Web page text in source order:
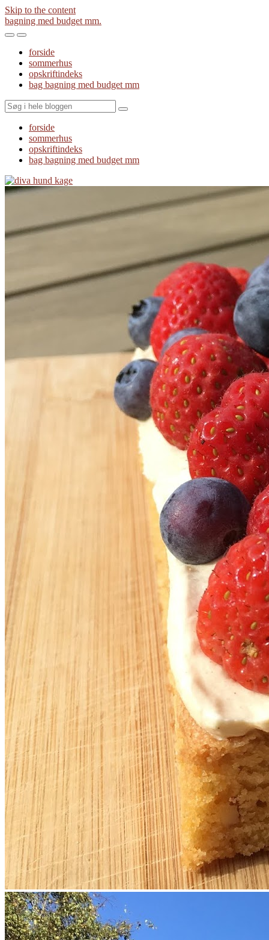
Skip to the content
bagning med budget mm.
Toggle
mobile
menu
Toggle
the
search
field
forside
sommerhus
opskriftindeks
bag bagning med budget mm
Search
forside
sommerhus
opskriftindeks
bag bagning med budget mm